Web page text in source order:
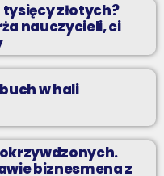
złotych?
nauczycieli, ci
w hali
biznesmena z